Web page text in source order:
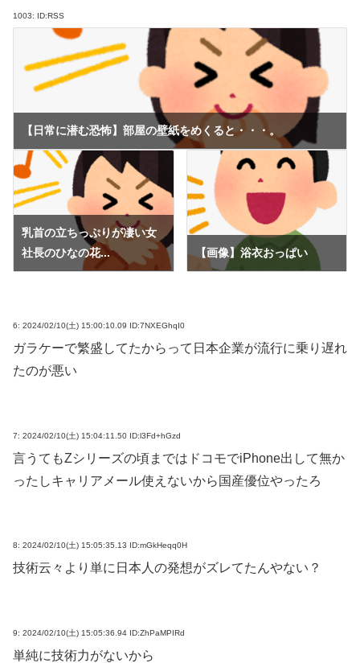
1003: ID:RSS
【日常に潜む恐怖】部屋の壁紙をめくると・・・。
乳首の立ちっぷりが凄い女
社長のひなの花...
【画像】浴衣おっぱい
6: 2024/02/10(土) 15:00:10.09 ID:7NXEGhqI0
ガラケーで繁盛してたからって日本企業が流行に乗り遅れ
たのが悪い
7: 2024/02/10(土) 15:04:11.50 ID:l3Fd+hGzd
言うてもZシリーズの頃まではドコモでiPhone出して無か
ったしキャリアメール使えないから国産優位やったろ
8: 2024/02/10(土) 15:05:35.13 ID:mGkHeqq0H
技術云々より単に日本人の発想がズレてたんやない？
9: 2024/02/10(土) 15:05:36.94 ID:ZhPaMPIRd
単純に技術力がないから